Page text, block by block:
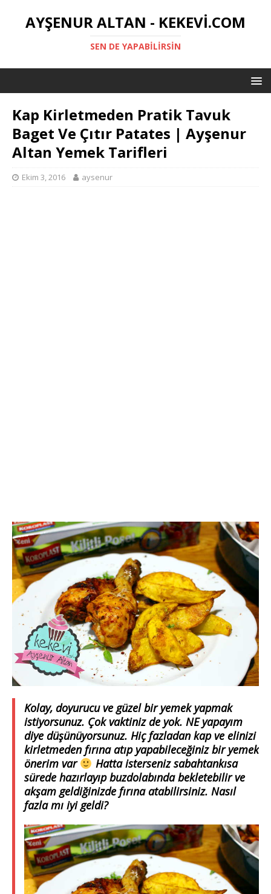
AYŞENUR ALTAN - KEKEVI.COM
SEN DE YAPABILIRSIN
Kap Kirletmeden Pratik Tavuk
Baget Ve Çıtır Patates | Ayşenur
Altan Yemek Tarifleri
Ekim 3, 2016 aysenur
Kolay, doyurucu ve güzel bir yemek yapmak
istiyorsunuz. Çok vaktiniz de yok. NE yapayım
diye düşünüyorsunuz. Hiç fazladan kap ve elinizi
kirletmeden fırına atıp yapabileceğiniz bir yemek
önerim var
Hatta isterseniz sabahtankısa
sürede hazırlayıp buzdolabında bekletebilir ve
akşam geldiğinizde fırına atabilirsiniz. Nasıl
fazla mı iyi geldi?